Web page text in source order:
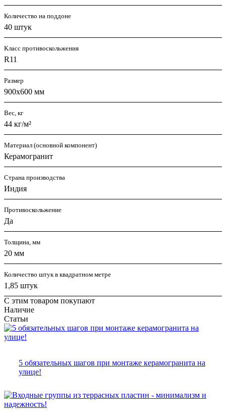
Количество на поддоне
40 штук
Класс противоскольжения
R11
Размер
900x600 мм
Вес, кг
44 кг/м²
Материал (основной компонент)
Керамогранит
Страна производства
Индия
Противоскольжение
Да
Толщина, мм
20 мм
Количество штук в квадратном метре
1,85 штук
С этим товаром покупают
Наличие
Статьи
5 обязательных шагов при монтаже керамогранита на
улице!